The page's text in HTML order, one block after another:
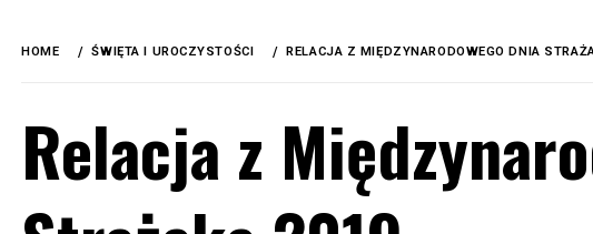
HOME ŚWIĘTA I UROCZYSTOŚCI RELACJA Z MIĘDZYNARODOWEGO DNIA
Relacja z